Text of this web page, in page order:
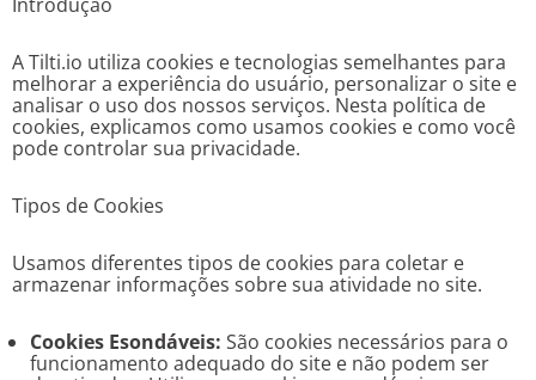
A Tilti.io utiliza cookies e tecnologias semelhantes para
melhorar a experiência do usuário, personalizar o site e
analisar o uso dos nossos serviços. Nesta política de
cookies, explicamos como usamos cookies e como você
pode controlar sua privacidade.
Tipos de Cookies
Usamos diferentes tipos de cookies para coletar e
armazenar informações sobre sua atividade no site.
Cookies Esondáveis: São cookies necessários para o
funcionamento adequado do site e não podem ser